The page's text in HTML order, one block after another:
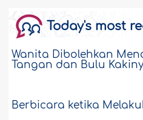
Today's most
Wanita Dibolehkan
Tangan dan Bulu
Berbicara ketika